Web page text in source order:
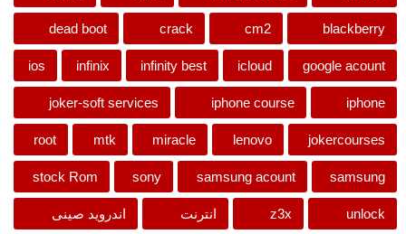
blackberry
cm2
crack
dead boot
google acount
icloud
infinity best
infinix
ios
iphone
iphone course
joker-soft services
jokercourses
lenovo
miracle
mtk
root
samsung
samsung acount
sony
stock Rom
unlock
z3x انترنت اندرويد صينى